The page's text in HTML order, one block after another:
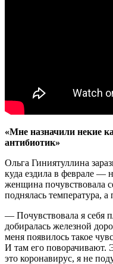
«Мне назначили некие
антибиотик»
Ольга Гиниятуллина
куда ездила в феврале —
женщина почувствовала
поднялась температура, а
— Почувствовала я себя
добиралась железной
меня появилось такое
И там его поворачивают.
это коронавирус, я не